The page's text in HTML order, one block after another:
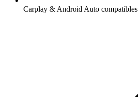
Carplay & Android Auto compatibles